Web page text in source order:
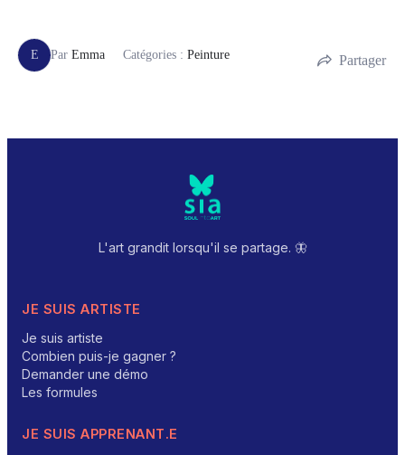
E Par Emma Catégories : Peinture Partager
L'art grandit lorsqu'il se partage. 🦋
JE SUIS ARTISTE
Je suis artiste
Combien puis-je gagner ?
Demander une démo
Les formules
JE SUIS APPRENANT.E